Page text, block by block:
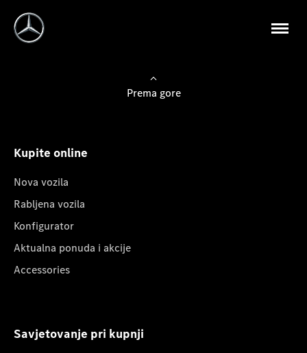
Prema gore
Kupite online
Nova vozila
Rabljena vozila
Konfigurator
Aktualna ponuda i akcije
Accessories
Savjetovanje pri kupnji